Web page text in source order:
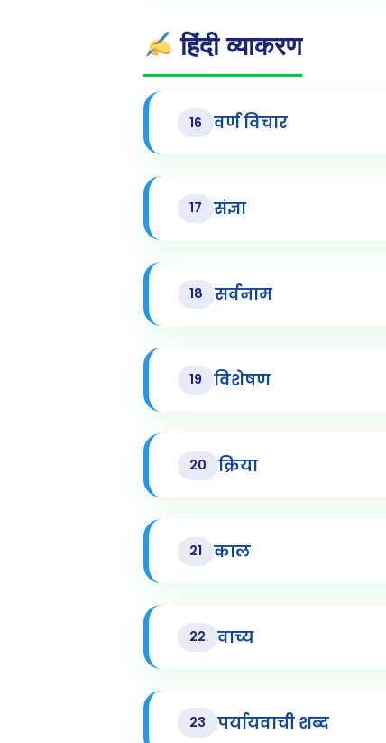
हिंदी व्याकरण
16 वर्ण विचार
17 संज्ञा
18 सर्वनाम
19 विशेषण
20 क्रिया
21 काल
22 वाच्य
23 पर्यायवाची शब्द